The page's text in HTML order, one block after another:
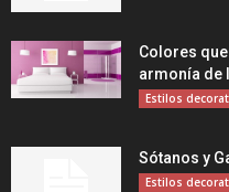
Colores
armonía de
Estilos
Sótanos y
Estilos